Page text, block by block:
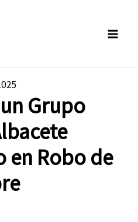
Grupo
en Robo de